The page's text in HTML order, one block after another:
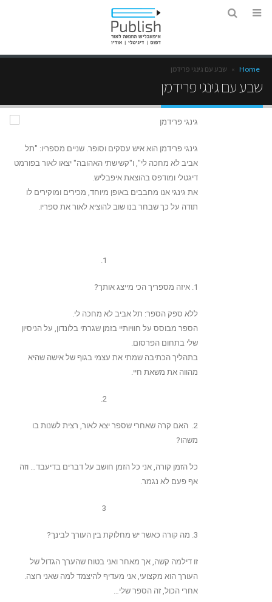
Home
» שבע עם גינגי פרידמן
שבע עם גינגי פרידמן
גינגי פרידמן
גינגי פרידמן הוא איש עסקים וסופר. שניים מספריו: "תל
אביב לא מחכה לי", ו"קשישתי האהובה" יצאו לאור בפורמט
דיגטלי ומודפס בהוצאת איפבליש.
את גינגי אנו מחבבים באופן מיוחד, מכירים ומוקירים לו
תודה על כך שבחר בנו שוב להוציא לאור את ספריו.
1.
1. איזה מספריך הכי מייצג אותך?
ללא ספק הספר: תל אביב לא מחכה לי.
הספר מבוסס על חוויותיי בזמן שגרתי בלונדון, על הניסיון
שלי בתחום הפרסום.
בתהליך הכתיבה שמתי את עצמי בגוף של אישה שהיא
מהווה את משאת חיי.
2.
2. האם קרה שאחרי שספר יצא לאור, רצית לשנות בו
משהו?
כל הזמן קורה, אני כל הזמן חושב על דברים בדיעבד… וזה
אף פעם לא נגמר.
3
3. מה קורה כאשר יש מחלוקת בין העורך לבינך?
זו דילמה קשה, אך מאחר ואני בטוח שהערך הגדול של
העורך הוא מקצועי, אני מעדיף להיצמד למה שאני רוצה.
אחרי הכול, זה הספר שלי…